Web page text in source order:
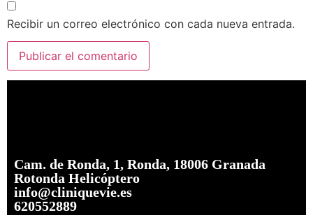
Recibir un correo electrónico con cada nueva entrada.
Cam. de Ronda, 1, Ronda, 18006 Granada
Rotonda Helicóptero
info@cliniquevie.es
620552889